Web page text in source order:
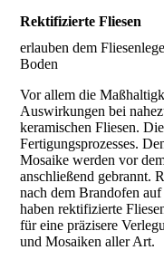
Rektifizierte Fliesen
erlauben dem
Boden
Vor allem die
Auswirkungen bei
keramischen Fliesen.
Fertigungsprozesses.
Mosaike werden vor
anschließend gebrannt.
nach dem Brandofen
haben rektifizierte
für eine präzisere
und Mosaiken aller Art.